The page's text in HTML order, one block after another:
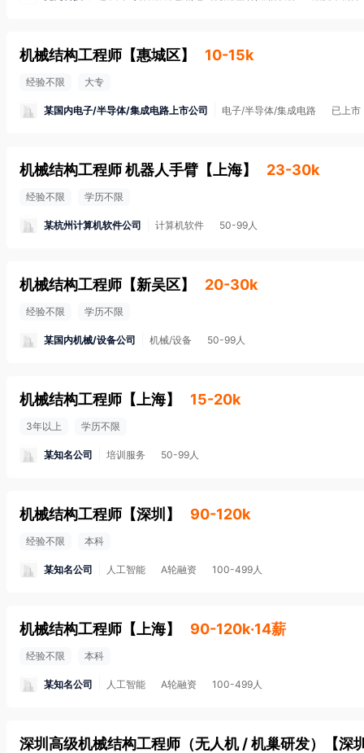
机械结构工程师 【惠城区】 10-15k
经验不限 大专
某国内电子/半导体/集成电路上市公司 电子/半导体/集成电路 已上市
机械结构工程师 机器人手臂 【 上海】 23-30k
经验不限 学历不限
某杭州计算机软件公司 计算机软件 50-99人
机械结构工程师 【新吴区】 20-30k
经验不限 学历不限
某国内机械/设备公司 机械/设备 50-99人
机械结构工程师 【 上海】 15-20k
3年以上 学历不限
某知名公司 培训服务 50-99人
机械结构工程师 【深圳 】 90-120k
经验不限 本科
某知名公司 人工智能 A轮融资 100-499人
机械结构工程师 【 上海】 90-120k·14薪
经验不限 本科
某知名公司 人工智能 A轮融资 100-499人
深圳高级机械结构工程师（无人机 / 机巢研发） 【深